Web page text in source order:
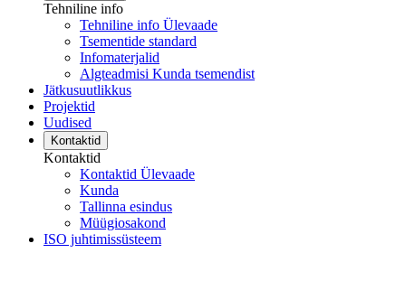
Tehniline info
Tehniline info Ülevaade
Tsementide standard
Infomaterjalid
Algteadmisi Kunda tsemendist
Jätkusuutlikkus
Projektid
Uudised
Kontaktid
Kontaktid
Kontaktid Ülevaade
Kunda
Tallinna esindus
Müügiosakond
ISO juhtimissüsteem